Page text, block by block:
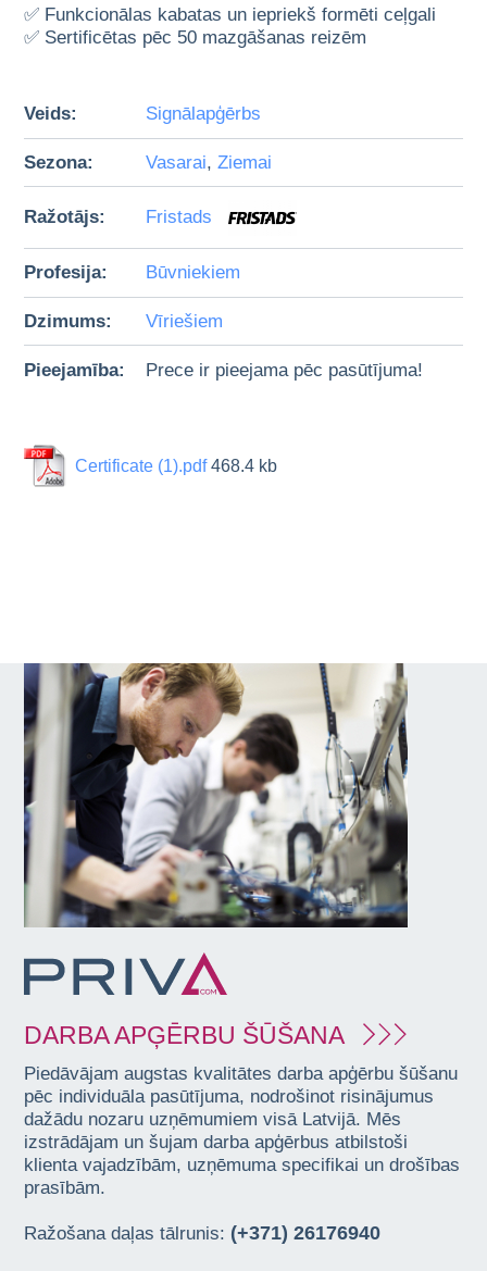
✅ Funkcionālas kabatas un iepriekš formēti ceļgali
✅ Sertificētas pēc 50 mazgāšanas reizēm
Veids: Signālapģērbs
Sezona: Vasarai,Ziemai
Ražotājs: Fristads
Profesija: Būvniekiem
Dzimums: Vīriešiem
Pieejamība: Prece ir pieejama pēc pasūtījuma!
Certificate (1).pdf 468.4 kb
DARBA APĢĒRBU ŠŪŠANA
Piedāvājam augstas kvalitātes darba apģērbu šūšanu
pēc individuāla pasūtījuma, nodrošinot risinājumus
dažādu nozaru uzņēmumiem visā Latvijā. Mēs
izstrādājam un šujam darba apģērbus atbilstoši
klienta vajadzībām, uzņēmuma specifikai un drošības
prasībām.
Ražošana daļas tālrunis: (+371) 26176940